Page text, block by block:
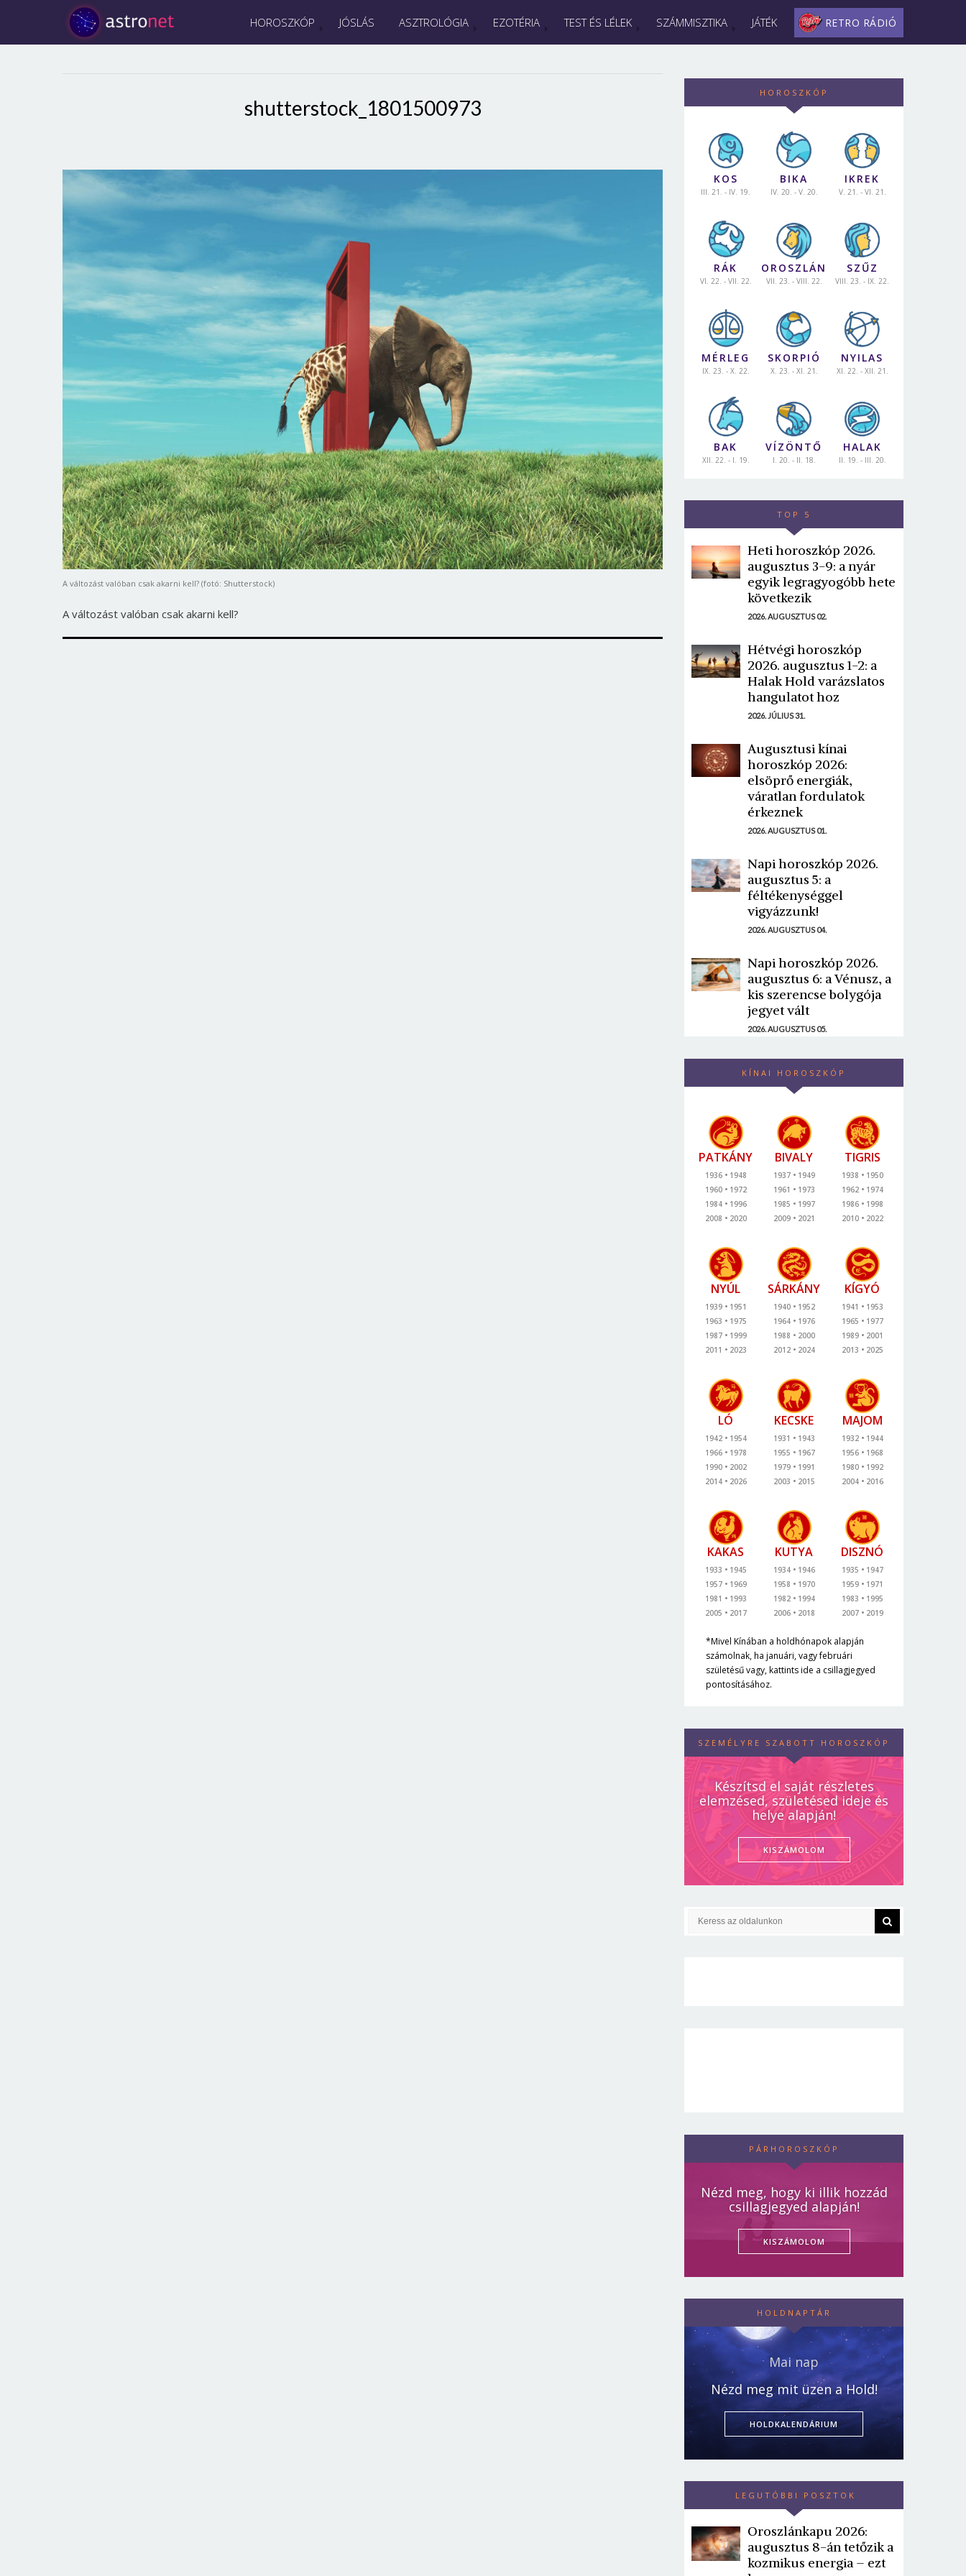
HOROSZKÓP JÓSLÁS ASZTROLÓGIA EZOTÉRIA TEST ÉS LÉLEK SZÁMMISZTIKA JÁTÉK RETRO RÁDIÓ
shutterstock_1801500973
A változást valóban csak akarni kell? (fotó: Shutterstock)
A változást valóban csak akarni kell?
HOROSZKÓP
KOS
III. 21. - IV. 19.
BIKA
IV. 20. - V. 20.
IKREK
V. 21. - VI. 21.
RÁK
VI. 22. - VII. 22.
OROSZLÁN
VII. 23. - VIII. 22.
SZŰZ
VIII. 23. - IX. 22.
MÉRLEG
IX. 23. - X. 22.
SKORPIÓ
X. 23. - XI. 21.
NYILAS
XI. 22. - XII. 21.
BAK
XII. 22. - I. 19.
VÍZÖNTŐ
I. 20. - II. 18.
HALAK
II. 19. - III. 20.
TOP 5
Heti horoszkóp 2026.
augusztus 3-9: a nyár
egyik legragyogóbb hete
következik
2026. AUGUSZTUS 02.
Hétvégi horoszkóp
2026. augusztus 1-2: a
Halak Hold varázslatos
hangulatot hoz
2026. JÚLIUS 31.
Augusztusi kínai
horoszkóp 2026:
elsöprő energiák,
váratlan fordulatok
érkeznek
2026. AUGUSZTUS 01.
Napi horoszkóp 2026.
augusztus 5: a
féltékenységgel
vigyázzunk!
2026. AUGUSZTUS 04.
Napi horoszkóp 2026.
augusztus 6: a Vénusz, a
kis szerencse bolygója
jegyet vált
2026. AUGUSZTUS 05.
KÍNAI HOROSZKÓP
PATKÁNY
1936
1948
1960
1972
1984
1996
2008
2020
BIVALY
1937
1949
1961
1973
1985
1997
2009
2021
TIGRIS
1938
1950
1962
1974
1986
1998
2010
2022
NYÚL
1939
1951
1963
1975
1987
1999
2011
2023
SÁRKÁNY
1940
1952
1964
1976
1988
2000
2012
2024
KÍGYÓ
1941
1953
1965
1977
1989
2001
2013
2025
LÓ
1942
1954
1966
1978
1990
2002
2014
2026
KECSKE
1931
1943
1955
1967
1979
1991
2003
2015
MAJOM
1932
1944
1956
1968
1980
1992
2004
2016
KAKAS
1933
1945
1957
1969
1981
1993
2005
2017
KUTYA
1934
1946
1958
1970
1982
1994
2006
2018
DISZNÓ
1935
1947
1959
1971
1983
1995
2007
2019
*Mivel Kínában a holdhónapok alapján
számolnak, ha januári, vagy februári
születésű vagy, kattints ide a csillagjegyed
pontosításához.
SZEMÉLYRE SZABOTT HOROSZKÓP
Készítsd el saját részletes
elemzésed, születésed ideje és
helye alapján!
KISZÁMOLOM
PÁRHOROSZKÓP
Nézd meg, hogy ki illik hozzád
csillagjegyed alapján!
KISZÁMOLOM
HOLDNAPTÁR
Mai nap
Nézd meg mit üzen a Hold!
HOLDKALENDÁRIUM
LEGUTÓBBI POSZTOK
Oroszlánkapu 2026:
augusztus 8-án tetőzik a
kozmikus energia – ezt